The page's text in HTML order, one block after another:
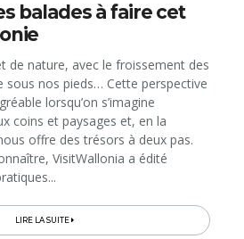
balades à faire cet
de nature, avec le froissement des
sous nos pieds… Cette perspective
lorsqu’on s’imagine
coins et paysages et, en la
offre des trésors à deux pas.
VisitWallonia a édité
LIRE LA SUITE